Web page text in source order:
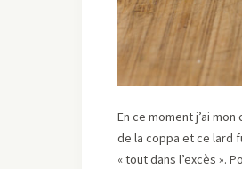
En ce moment j’ai
de la coppa et ce lard
« tout dans l’excès ».